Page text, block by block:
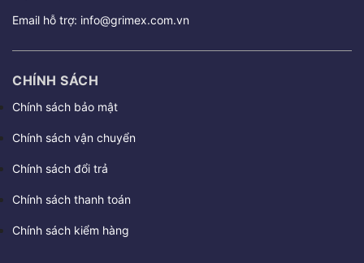
Email hỗ trợ: info@grimex.com.vn
CHÍNH SÁCH
Chính sách bảo mật
Chính sách vận chuyển
Chính sách đổi trả
Chính sách thanh toán
Chính sách kiểm hàng